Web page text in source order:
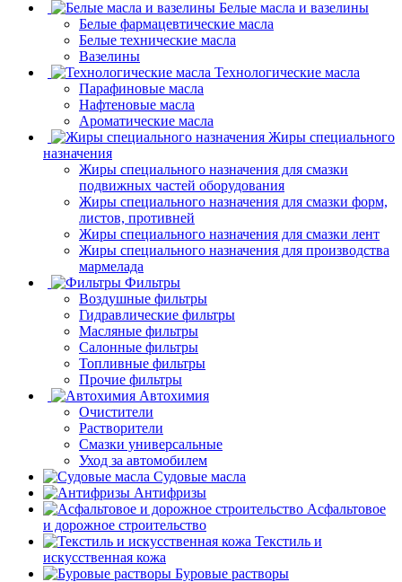
Белые масла и вазелины
Белые фармацевтические масла
Белые технические масла
Вазелины
Технологические масла
Парафиновые масла
Нафтеновые масла
Ароматические масла
Жиры специального
назначения
Жиры специального назначения для смазки
подвижных частей оборудования
Жиры специального назначения для смазки форм,
листов, противней
Жиры специального назначения для смазки лент
Жиры специального назначения для производства
мармелада
Фильтры
Воздушные фильтры
Гидравлические фильтры
Масляные фильтры
Салонные фильтры
Топливные фильтры
Прочие фильтры
Автохимия
Очистители
Растворители
Смазки универсальные
Уход за автомобилем
Судовые масла
Антифризы
Асфальтовое
и дорожное строительство
Текстиль и
искусственная кожа
Буровые растворы